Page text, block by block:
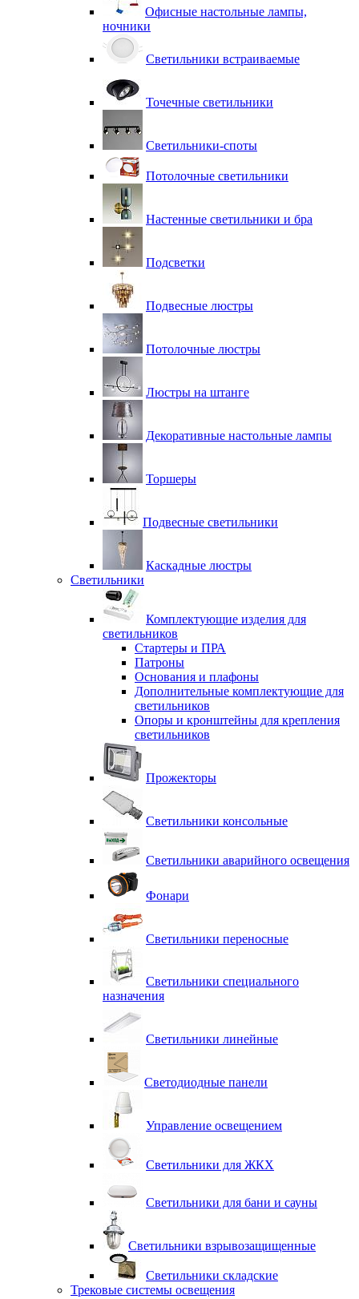
Офисные настольные лампы,
ночники
Светильники встраиваемые
Точечные светильники
Светильники-споты
Потолочные светильники
Настенные светильники и бра
Подсветки
Подвесные люстры
Потолочные люстры
Люстры на штанге
Декоративные настольные лампы
Торшеры
Подвесные светильники
Каскадные люстры
Светильники
Комплектующие изделия для
светильников
Стартеры и ПРА
Патроны
Основания и плафоны
Дополнительные комплектующие для
светильников
Опоры и кронштейны для крепления
светильников
Прожекторы
Светильники консольные
Светильники аварийного освещения
Фонари
Светильники переносные
Светильники специального
назначения
Светильники линейные
Светодиодные панели
Управление освещением
Светильники для ЖКХ
Светильники для бани и сауны
Светильники взрывозащищенные
Светильники складские
Трековые системы освещения